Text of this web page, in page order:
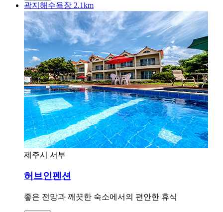
곽지해수욕장 2.1km
제주시 서부
허브인펜션
좋은 전망과 깨끗한 숙소에서의 편안한 휴식